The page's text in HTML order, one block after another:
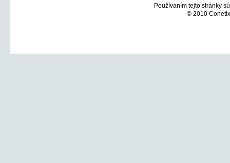
Používaním tejto stránky
© 2010